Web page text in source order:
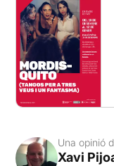
Una opinió
Xavi